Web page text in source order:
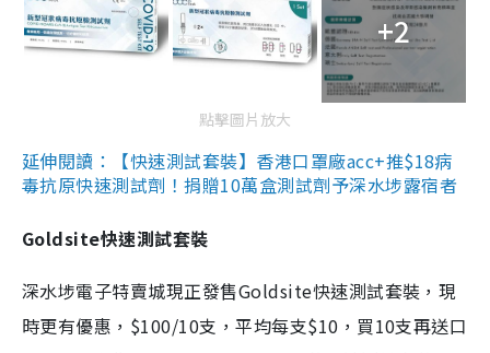
+2
點擊圖片放大
延伸閱讀：【快速測試套裝】香港口罩廠acc+推$18病
毒抗原快速測試劑！捐贈10萬盒測試劑予深水埗露宿者
Goldsite快速測試套裝
深水埗電子特賣城現正發售Goldsite快速測試套裝，現
時更有優惠，$100/10支，平均每支$10，買10支再送口